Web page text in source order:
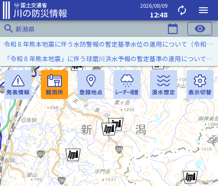
2026/08/09
12:48 autorenew
menu
search 新潟県 calendar_today visibility
令和８年熊本地震に伴う水防警報の暫定基準水位の運用について（令和８年８月７日）
「令和８年熊本地震」に伴う球磨川洪水予報の暫定基準の運用について（令和８年８月５日）